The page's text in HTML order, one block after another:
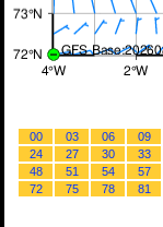
00 03 06 09
24
27 30 33
48
51 54 57
72
75 78 81